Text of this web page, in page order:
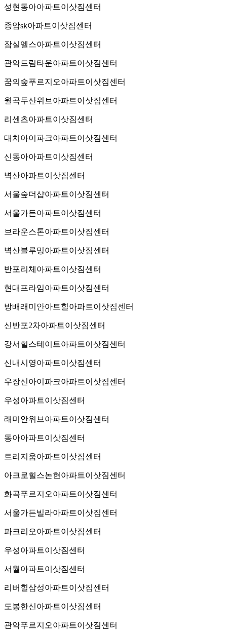
성현동아아파트이삿짐센터
종암sk아파트이삿짐센터
잠실엘스아파트이삿짐센터
관악드림타운아파트이삿짐센터
꿈의숲푸르지오아파트이삿짐센터
월곡두산위브아파트이삿짐센터
리센츠아파트이삿짐센터
대치아이파크아파트이삿짐센터
신동아아파트이삿짐센터
벽산아파트이삿짐센터
서울숲더샵아파트이삿짐센터
서울가든아파트이삿짐센터
브라운스톤아파트이삿짐센터
벽산블루밍아파트이삿짐센터
반포리체아파트이삿짐센터
현대프라임아파트이삿짐센터
방배래미안아트힐아파트이삿짐센터
신반포2차아파트이삿짐센터
강서힐스테이트아파트이삿짐센터
신내시영아파트이삿짐센터
우장신아이파크아파트이삿짐센터
우성아파트이삿짐센터
래미안위브아파트이삿짐센터
동아아파트이삿짐센터
트리지움아파트이삿짐센터
아크로힐스논현아파트이삿짐센터
화곡푸르지오아파트이삿짐센터
서울가든빌라아파트이삿짐센터
파크리오아파트이삿짐센터
우성아파트이삿짐센터
서월아파트이삿짐센터
리버힐삼성아파트이삿짐센터
도봉한신아파트이삿짐센터
관악푸르지오아파트이삿짐센터